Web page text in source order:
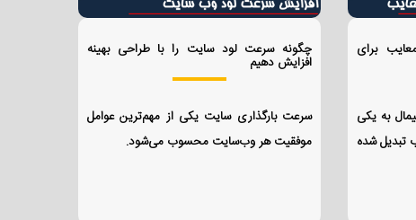
چگونه سرعت لود سایت را با طراحی بهینه
افزایش دهیم
سرعت بارگذاری سایت یکی از مهم‌ترین عوامل
موفقیت هر وب‌سایت محسوب می‌شود.
برای
به یکی
شده